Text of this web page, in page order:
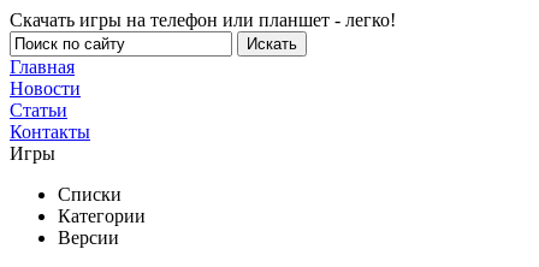
Скачать игры на телефон или планшет - легко!
Главная
Новости
Статьи
Контакты
Игры
Списки
Категории
Версии